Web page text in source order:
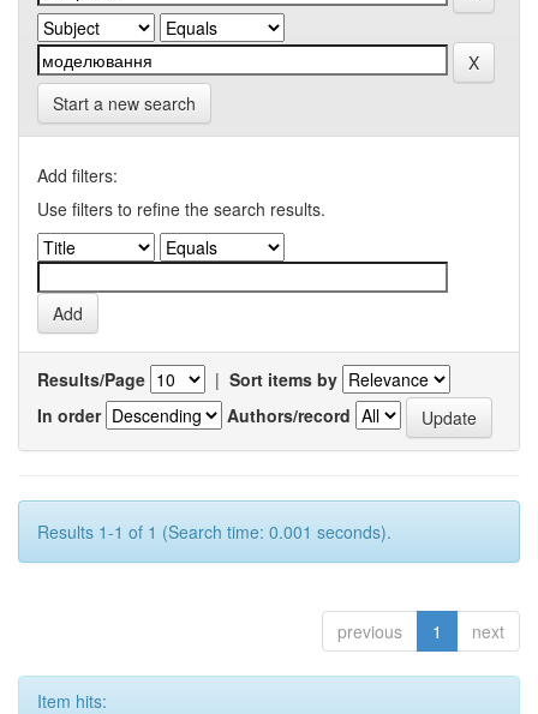
Start a new search
Add filters:
Use filters to refine the search results.
Results/Page | Sort items by
In order
Authors/record
Results 1-1 of 1 (Search time: 0.001 seconds).
previous 1 next
Item hits: